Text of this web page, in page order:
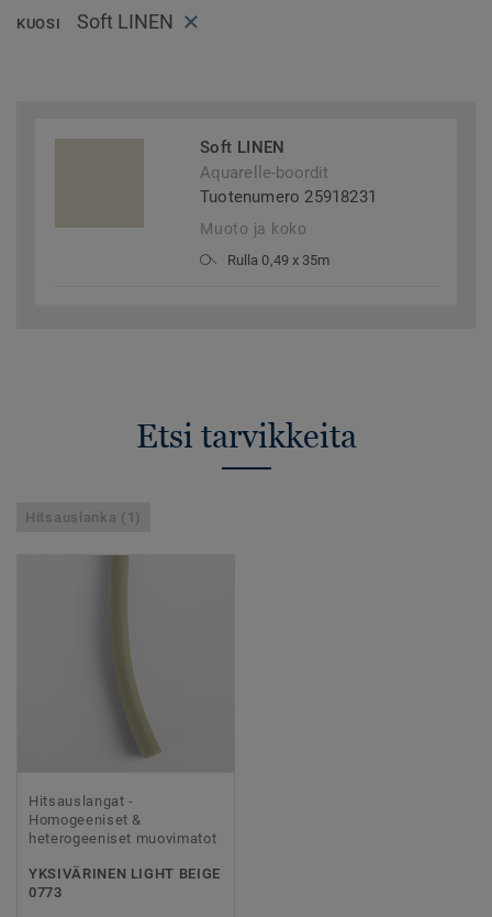
KUOSI Soft LINEN
Soft LINEN
Aquarelle-boordit
Tuotenumero 25918231
Muoto ja koko
Rulla 0,49 x 35m
Etsi tarvikkeita
Hitsauslanka (1)
Hitsauslangat -
Homogeeniset &
heterogeeniset muovimatot
YKSIVÄRINEN LIGHT BEIGE
0773